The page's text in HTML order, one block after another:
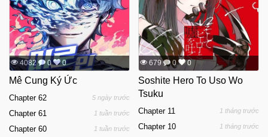
4082 0 0
Mê Cung Ký Ức
Chapter 62 5 ngày trước
Chapter 61 1 tuần trước
Chapter 60 1 tuần trước
679 0 0
Soshite Hero To Uso Wo
Tsuku
Chapter 11 1 tháng trước
Chapter 10 1 tháng trước